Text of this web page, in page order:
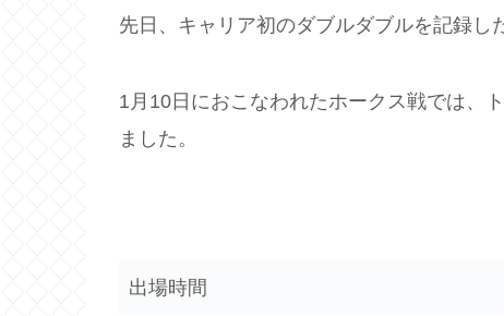
先日、キャリア初のダブルダブルを記録し
1月10日におこなわれたホークス戦では、
ました。
出場時間